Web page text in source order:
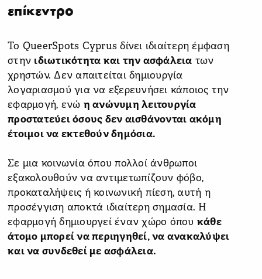
επίκεντρο
Το QueerSpots Cyprus δίνει ιδιαίτερη έμφαση
στην ιδιωτικότητα και την ασφάλεια των
χρηστών. Δεν απαιτείται δημιουργία
λογαριασμού για να εξερευνήσει κάποιος την
εφαρμογή, ενώ η ανώνυμη λειτουργία
προστατεύει όσους δεν αισθάνονται ακόμη
έτοιμοι να εκτεθούν δημόσια.
Σε μια κοινωνία όπου πολλοί άνθρωποι
εξακολουθούν να αντιμετωπίζουν φόβο,
προκαταλήψεις ή κοινωνική πίεση, αυτή η
προσέγγιση αποκτά ιδιαίτερη σημασία. Η
εφαρμογή δημιουργεί έναν χώρο όπου κάθε
άτομο μπορεί να περιηγηθεί, να ανακαλύψει
και να συνδεθεί με ασφάλεια.